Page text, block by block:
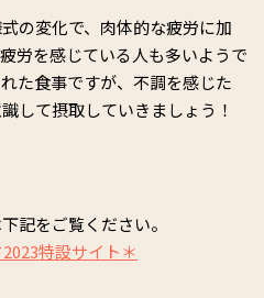
の変化で、肉体的な疲労に加
労を感じている人も多いようで
た食事ですが、不調を感じた
して摂取していきましょう！
記をご覧ください。
特設サイト＊